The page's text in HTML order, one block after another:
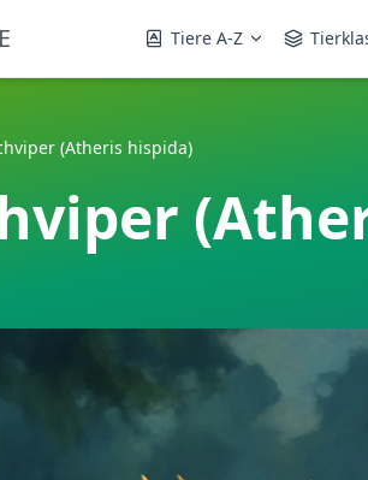
Tiere A-Z
(Atheris hispida)